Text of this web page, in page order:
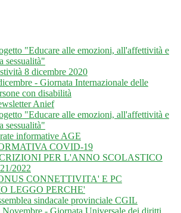
"Educare alle emozioni, all'affettività e
sessualità"
8 dicembre 2020
- Giornata Internazionale delle
con disabilità
Anief
"Educare alle emozioni, all'affettività e
sessualità"
informative AGE
COVID-19
PER L'ANNO SCOLASTICO
2022
CONNETTIVITA' E PC
LEGGO PERCHE'
sindacale provinciale CGIL